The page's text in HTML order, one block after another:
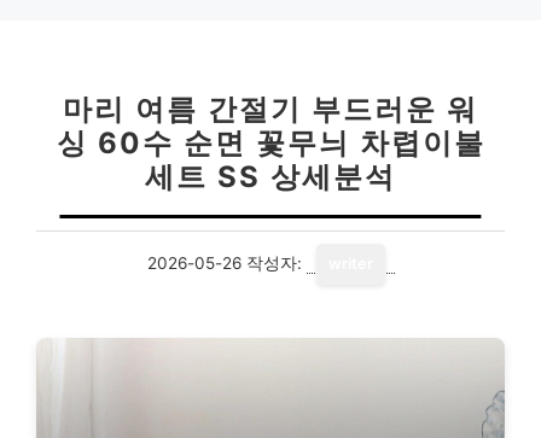
마리 여름 간절기 부드러운 워
싱 60수 순면 꽃무늬 차렵이불
세트 SS 상세분석
2026-05-26 작성자: